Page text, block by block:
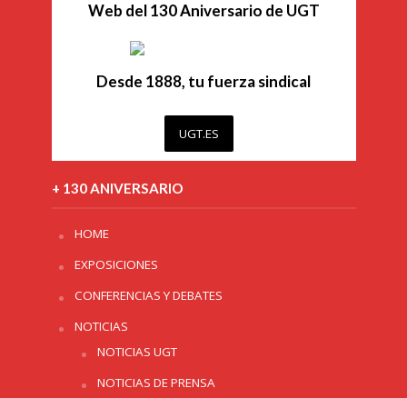
Web del 130 Aniversario de UGT
Desde 1888, tu fuerza sindical
UGT.ES
+ 130 ANIVERSARIO
HOME
EXPOSICIONES
CONFERENCIAS Y DEBATES
NOTICIAS
NOTICIAS UGT
NOTICIAS DE PRENSA